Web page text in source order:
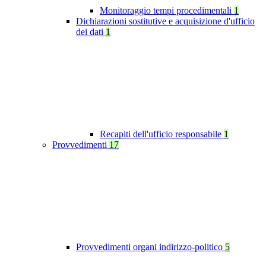
Monitoraggio tempi procedimentali 1
Dichiarazioni sostitutive e acquisizione d'ufficio
dei dati 1
Recapiti dell'ufficio responsabile 1
Provvedimenti 17
Provvedimenti organi indirizzo-politico 5